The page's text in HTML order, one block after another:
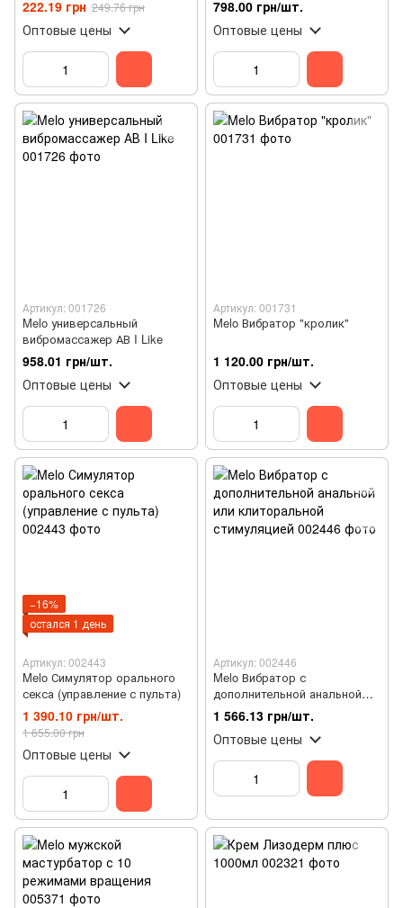
222.19 грн 249.76 грн
Оптовые цены
798.00 грн/шт.
Оптовые цены
Артикул: 001726
Melo универсальный
вибромассажер АВ I Like
958.01 грн/шт.
Оптовые цены
Артикул: 001731
Melo Вибратор "кролик"
1 120.00 грн/шт.
Оптовые цены
−16%
остался 1 день
Артикул: 002443
Melo Симулятор орального
секса (управление с пульта)
1 390.10 грн/шт.
1 655.00 грн
Оптовые цены
Артикул: 002446
Melo Вибратор с
дополнительной анальной
или клиторальной
стимуляцией
1 566.13 грн/шт.
Оптовые цены